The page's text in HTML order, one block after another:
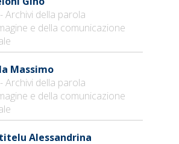
Archivi della parola
e della comunicazione
Massimo
Archivi della parola
e della comunicazione
Alessandrina